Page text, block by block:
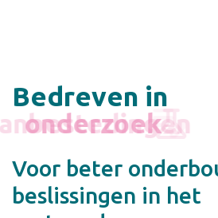
Bedreven in
onderzoek
Voor beter
beslissingen in het